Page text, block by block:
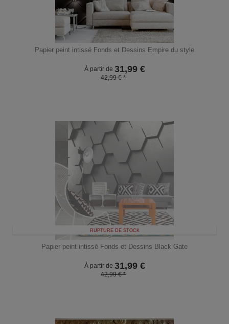
Papier peint intissé Fonds et Dessins Empire du style
À partir de 31,99€
42,99 € *
RUPTURE DE STOCK
Papier peint intissé Fonds et Dessins Black Gate
À partir de 31,99€
42,99 € *